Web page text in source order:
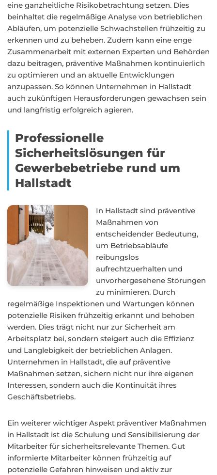
eine ganzheitliche Risikobetrachtung setzen. Dies
beinhaltet die regelmäßige Analyse von betrieblichen
Abläufen, um potenzielle Schwachstellen frühzeitig zu
erkennen und zu beheben. Zudem kann eine enge
Zusammenarbeit mit externen Experten und Behörden
dazu beitragen, präventive Maßnahmen kontinuierlich
zu optimieren und an aktuelle Entwicklungen
anzupassen. So können Unternehmen in Hallstadt
auch zukünftigen Herausforderungen gewachsen sein
und langfristig erfolgreich agieren.
Professionelle
Sicherheitslösungen für
Gewerbebetriebe rund um
Hallstadt
In Hallstadt sind präventive
Maßnahmen von
entscheidender Bedeutung,
um Betriebsabläufe
reibungslos
aufrechtzuerhalten und
unvorhergesehene Störungen
zu minimieren. Durch
regelmäßige Inspektionen und Wartungen können
potenzielle Risiken frühzeitig erkannt und behoben
werden. Dies trägt nicht nur zur Sicherheit am
Arbeitsplatz bei, sondern steigert auch die Effizienz
und Langlebigkeit der betrieblichen Anlagen.
Unternehmen in Hallstadt, die auf präventive
Maßnahmen setzen, sichern nicht nur ihre eigenen
Interessen, sondern auch die Kontinuität ihres
Geschäftsbetriebs.
Ein weiterer wichtiger Aspekt präventiver Maßnahmen
in Hallstadt ist die Schulung und Sensibilisierung der
Mitarbeiter für sicherheitsrelevante Themen. Gut
informierte Mitarbeiter können frühzeitig auf
potenzielle Gefahren hinweisen und aktiv zur